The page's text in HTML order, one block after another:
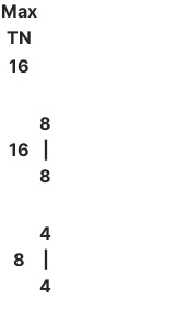
Max
TN
16
16
8
8
8
4
4